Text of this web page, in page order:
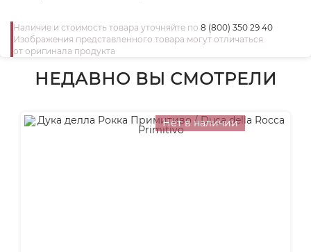
Наличие и стоимость товара уточняйте по 8 (800) 350 29 40
Изображения представленного товара могут отличаться
от оригинала продукта
НЕДАВНО ВЫ СМОТРЕЛИ
Нет в наличии